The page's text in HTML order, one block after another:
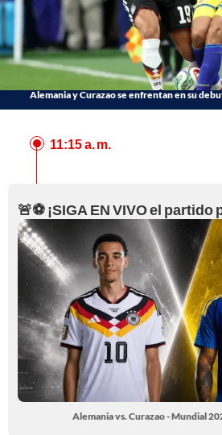
Alemania y Curazao se enfrentan en su
11:15 a. m.
🚨⚽ ¡SIGA EN VIVO el partido
Alemania vs. Curazao - Mundial